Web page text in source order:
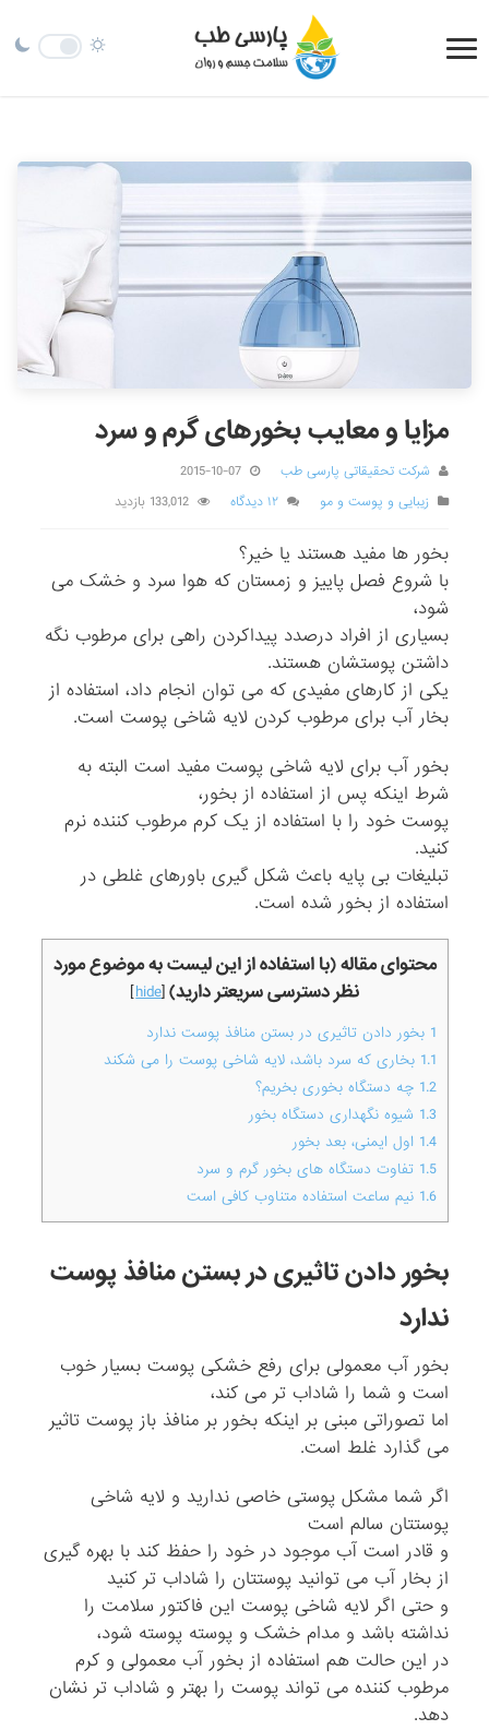
مزایا و معایب بخورهای گرم و سرد
شرکت تحقیقاتی پارسی طب
2015-10-07
زیبایی و پوست و مو
۱۲ دیدگاه 133,012 بازدید
بخور ها مفید هستند یا خیر؟
با شروع فصل پاییز و زمستان که هوا سرد و خشک می
شود،
بسیاری از افراد درصدد پیداکردن راهی برای مرطوب نگه
داشتن پوستشان هستند.
یکی از کارهای مفیدی که می توان انجام داد، استفاده از
بخار آب برای مرطوب کردن لایه شاخی پوست است.
بخور آب برای لایه شاخی پوست مفید است البته به
شرط اینکه پس از استفاده از بخور،
پوست خود را با استفاده از یک کرم مرطوب کننده نرم
کنید.
تبلیغات بی پایه باعث شکل گیری باورهای غلطی در
استفاده از بخور شده است.
محتوای مقاله (با استفاده از این لیست به موضوع مورد
نظر دسترسی سریعتر دارید)[
hide
]
1 بخور دادن تاثیری در بستن منافذ پوست ندارد
1.1 بخاری که سرد باشد، لایه شاخی پوست را می شکند
1.2 چه دستگاه بخوری بخریم؟
1.3 شیوه نگهداری دستگاه بخور
1.4 اول ایمنی، بعد بخور
1.5 تفاوت دستگاه های بخور گرم و سرد
1.6 نیم ساعت استفاده متناوب کافی است
بخور دادن تاثیری در بستن منافذ پوست
ندارد
بخور آب معمولی برای رفع خشکی پوست بسیار خوب
است و شما را شاداب تر می کند،
اما تصوراتی مبنی بر اینکه بخور بر منافذ باز پوست تاثیر
می گذارد غلط است.
اگر شما مشکل پوستی خاصی ندارید و لایه شاخی
پوستتان سالم است
و قادر است آب موجود در خود را حفظ کند با بهره گیری
از بخار آب می توانید پوستتان را شاداب تر کنید
و حتی اگر لایه شاخی پوست این فاکتور سلامت را
نداشته باشد و مدام خشک و پوسته پوسته شود،
در این حالت هم استفاده از بخور آب معمولی و کرم
مرطوب کننده می تواند پوست را بهتر و شاداب تر نشان
دهد.